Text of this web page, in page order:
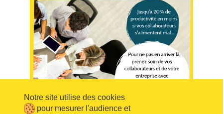
Notre site utilise des cookies
pour mesurer l'audience et